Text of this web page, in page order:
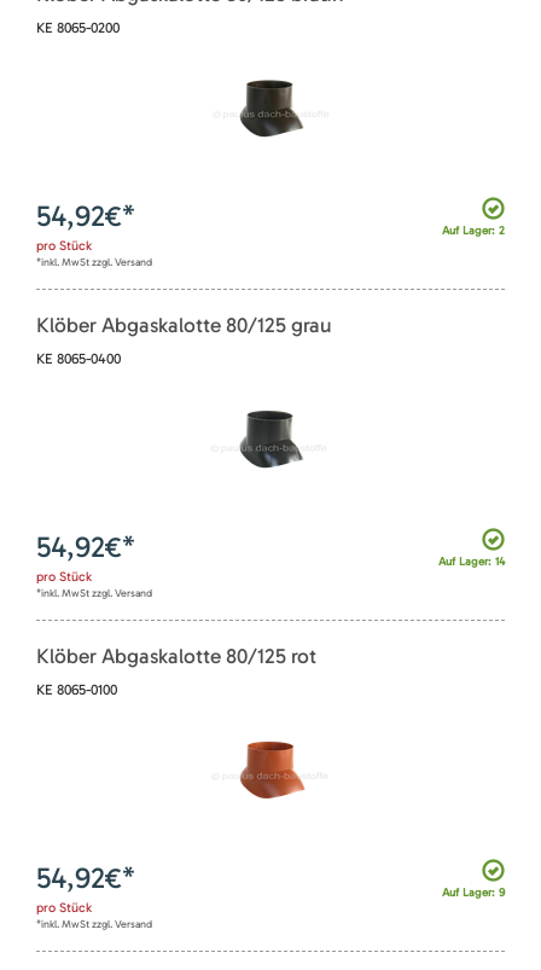
KE 8065-0200
Auf Lager: 2
54,92€*
pro Stück
*inkl. MwSt zzgl. Versand
Klöber Abgaskalotte 80/125 grau
KE 8065-0400
Auf Lager: 14
54,92€*
pro Stück
*inkl. MwSt zzgl. Versand
Klöber Abgaskalotte 80/125 rot
KE 8065-0100
Auf Lager: 9
54,92€*
pro Stück
*inkl. MwSt zzgl. Versand